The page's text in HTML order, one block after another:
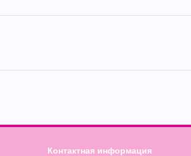
Контактная информация